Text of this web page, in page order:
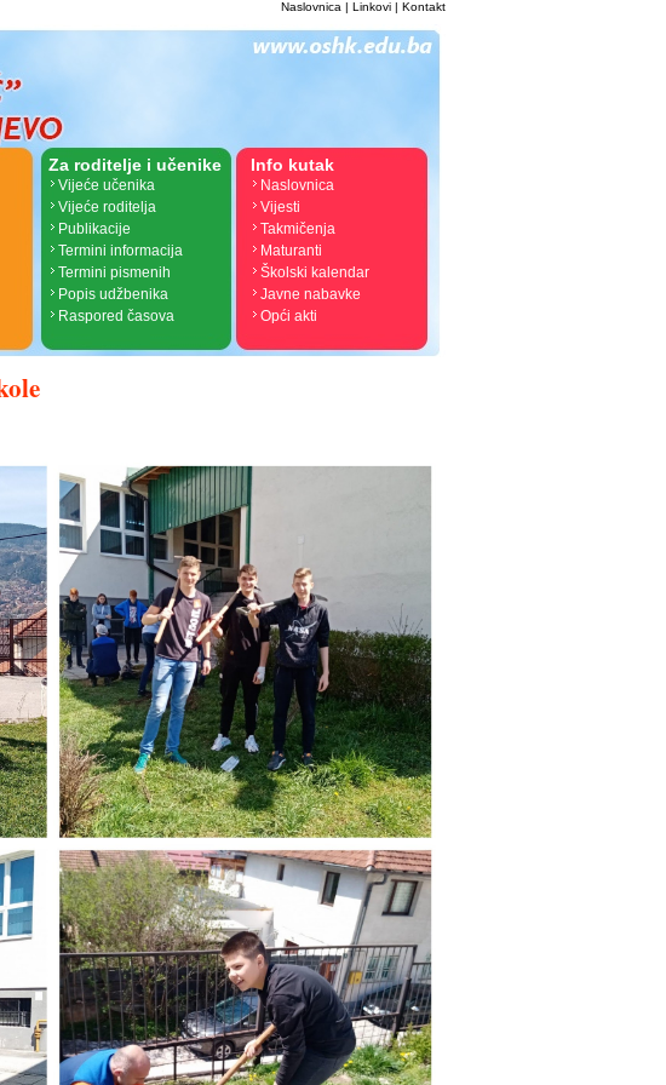
Naslovnica | Linkovi | Kontakt
Za roditelje i učenike
Vijeće učenika
Vijeće roditelja
Publikacije
Termini informacija
Termini pismenih
Popis udžbenika
Raspored časova
Info kutak
Naslovnica
Vijesti
Takmičenja
Maturanti
Školski kalendar
Javne nabavke
Opći akti